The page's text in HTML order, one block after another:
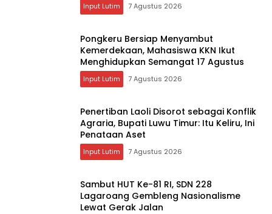
Input Lutim 7 Agustus 2026
Pongkeru Bersiap Menyambut
Kemerdekaan, Mahasiswa KKN Ikut
Menghidupkan Semangat 17 Agustus
Input Lutim 7 Agustus 2026
Penertiban Laoli Disorot sebagai Konflik
Agraria, Bupati Luwu Timur: Itu Keliru, Ini
Penataan Aset
Input Lutim 7 Agustus 2026
Sambut HUT Ke-81 RI, SDN 228
Lagaroang Gembleng Nasionalisme
Lewat Gerak Jalan